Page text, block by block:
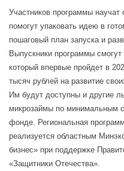
Участников программы
помогут упаковать идею в
пошаговый план запуска и
Выпускники программы смогут
который впервые пройдет в
тысяч рублей на развитие
Им будут доступны и другие
микрозаймы по минимальным
фонде. Региональная
реализуется областным
бизнес» при поддержке
«Защитники Отечества».